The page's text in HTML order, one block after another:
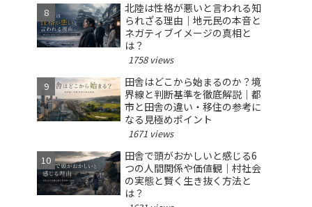
北陸は性格が悪いと言われる知
られざる理由｜地元民の本音と
ネガティブイメージの真相と
は？
1758 views
田舎はどこから始まるのか？境
界線と判断基準を徹底解説｜都
市と田舎の違い・移住の参考に
なる見極めポイント
1671 views
田舎で頭がおかしいと感じる6
つの人間関係や価値観｜村社会
の実態と賢く生き抜く方法と
は？